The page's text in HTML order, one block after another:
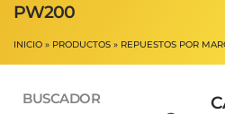
PW200
INICIO PRODUCTOS REPUESTOS POR
BUSCADOR